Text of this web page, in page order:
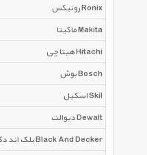
رونیکس Ronix
ماکیتا Makita
هیتاچی Hitachi
بوش Bosch
اسکیل Skil
دیوالت Dewalt
بلک اند دکر Black And Decker